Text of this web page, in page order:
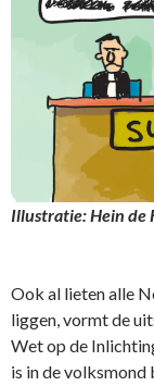
Illustratie: Hein de
Ook al lieten alle
liggen, vormt de
Wet op de
is in de volksmond